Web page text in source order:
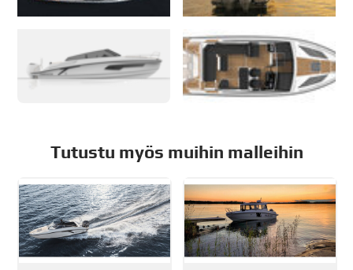
Tutustu myös muihin malleihin